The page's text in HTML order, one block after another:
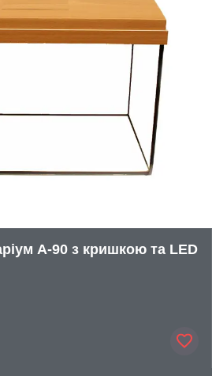
А-90 з кришкою та LED